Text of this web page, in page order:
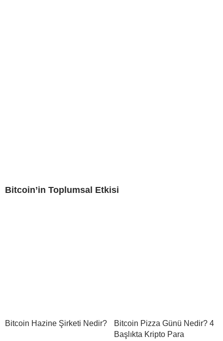
Bitcoin’in Toplumsal Etkisi
Bitcoin Hazine Şirketi Nedir?
Bitcoin Pizza Günü Nedir? 4
Başlıkta Kripto Para